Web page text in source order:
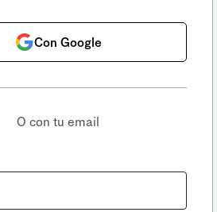
Con Google
O con tu email